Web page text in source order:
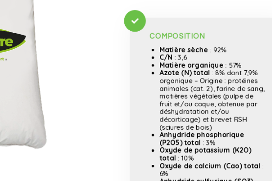
COMPOSITION
Matière sèche: 92%
C/N: 3,6
Matière organique : 57%
Azote (N) total : 8% dont 7,9%
organique – Origine : protéines
animales (cat. 2), farine de sang,
matières végétales (pulpe de
fruit et/ou coque, obtenue par
déshydratation et/ou
décorticage) et brevet RSH
(sciures de bois)
Anhydride phosphorique
(P2O5) total : 3%
Oxyde de potassium (K2O)
total: 10%
Oxyde de calcium (Cao) total :
6%